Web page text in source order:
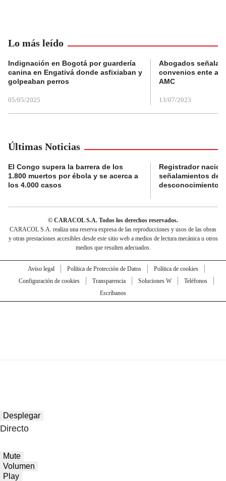
Lo más leído
Indignación en Bogotá por guardería
canina en Engativá donde asfixiaban y
golpeaban perros
05/05/2025
Abogados
convenios ente
AMC
13/07/2023
Últimas Noticias
El Congo supera la barrera de los
1.800 muertos por ébola y se acerca a
los 4.000 casos
Registrador
señalamientos de
desconocimiento
© CARACOL S.A. Todos los derechos reservados.
CARACOL S.A. realiza una reserva expresa de las reproducciones y usos de las obras
y otras prestaciones accesibles desde este sitio web a medios de lectura mecánica u otros
medios que resulten adecuados.
Aviso legal Política de Protección de Datos
Política de cookies
Configuración de cookies
Transparencia Soluciones W
Teléfonos
Escríbanos
Desplegar
Directo
Mute
Volumen
Play